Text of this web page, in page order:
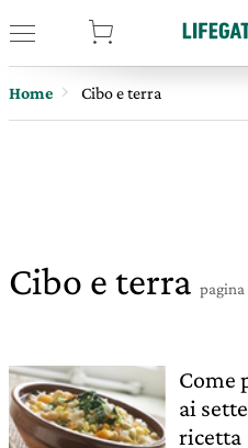
Home Cibo e terra
Cibo e terra pagina
Come
ai
ricetta